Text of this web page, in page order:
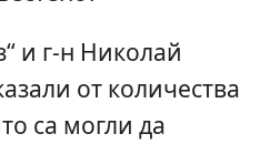
и г-н Николай
от количества
са могли да